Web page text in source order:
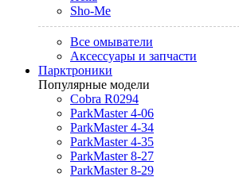
Sho-Me
Все омыватели
Аксессуары и запчасти
Парктроники
Популярные модели
Cobra R0294
ParkMaster 4-06
ParkMaster 4-34
ParkMaster 4-35
ParkMaster 8-27
ParkMaster 8-29